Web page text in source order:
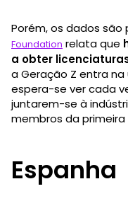
Porém, os dados são
Foundation relata que
a obter
a Geração Z entra
espera-se ver cada
juntarem-se à
membros da
Espanha